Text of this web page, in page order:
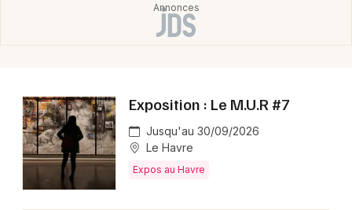
Exposition : Le M.U.R #7
Jusqu'au 30/09/2026
Le Havre
Expos au Havre